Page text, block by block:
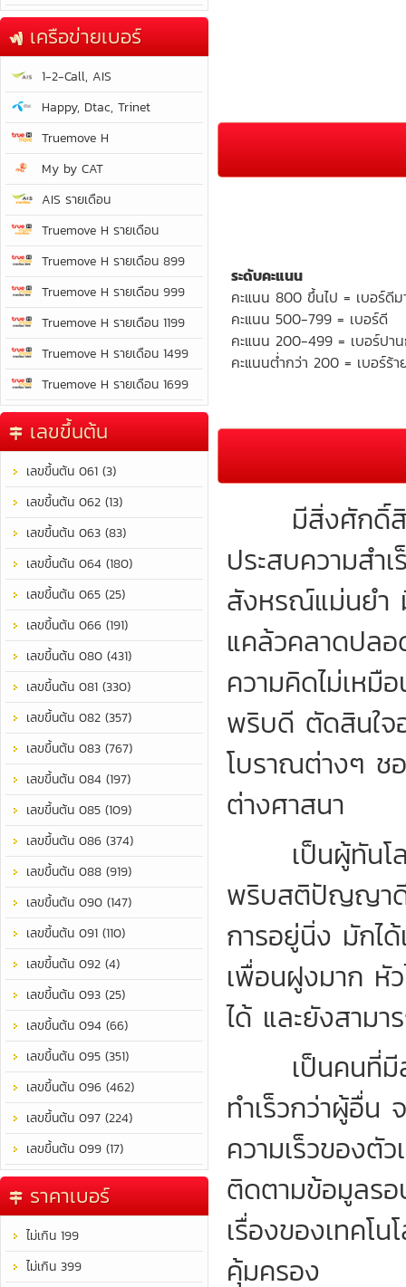
เครือข่ายเบอร์
1-2-Call, AIS
Happy, Dtac, Trinet
Truemove H
My by CAT
AIS รายเดือน
Truemove H รายเดือน
Truemove H รายเดือน 899
Truemove H รายเดือน 999
Truemove H รายเดือน 1199
Truemove H รายเดือน 1499
Truemove H รายเดือน 1699
เลขขึ้นต้น
เลขขึ้นต้น 061 (3)
เลขขึ้นต้น 062 (13)
เลขขึ้นต้น 063 (83)
เลขขึ้นต้น 064 (180)
เลขขึ้นต้น 065 (25)
เลขขึ้นต้น 066 (191)
เลขขึ้นต้น 080 (431)
เลขขึ้นต้น 081 (330)
เลขขึ้นต้น 082 (357)
เลขขึ้นต้น 083 (767)
เลขขึ้นต้น 084 (197)
เลขขึ้นต้น 085 (109)
เลขขึ้นต้น 086 (374)
เลขขึ้นต้น 088 (919)
เลขขึ้นต้น 090 (147)
เลขขึ้นต้น 091 (110)
เลขขึ้นต้น 092 (4)
เลขขึ้นต้น 093 (25)
เลขขึ้นต้น 094 (66)
เลขขึ้นต้น 095 (351)
เลขขึ้นต้น 096 (462)
เลขขึ้นต้น 097 (224)
เลขขึ้นต้น 099 (17)
ราคาเบอร์
ไม่เกิน 199
ไม่เกิน 399
ระดับคะแนน
คะแนน 800 ขึ้นไป = เบอร์ดี
คะแนน 500-799 = เบอร์ดี
คะแนน 200-499 = เบอร์ปา
คะแนนต่ำกว่า 200 = เบอร์ร้า
มีสิ่งศักดิ์สิทธิ์
ประสบความสำ
สังหรณ์แม่นยำ
แคล้วคลาดปลอ
ความคิดไม่เหมื
พริบดี ตัดสินใจ
โบราณต่างๆ ช
ต่างศาสนา
เป็นผู้ทันโลก
พริบสติปัญญาดี
การอยู่นิ่ง มักไ
เพื่อนฝูงมาก หั
ได้ และยังสามา
เป็นคนที่มีส
ทำเร็วกว่าผู้อื่น
ความเร็วของตั
ติดตามข้อมูลรอ
เรื่องของเทคโ
คุ้มครอง